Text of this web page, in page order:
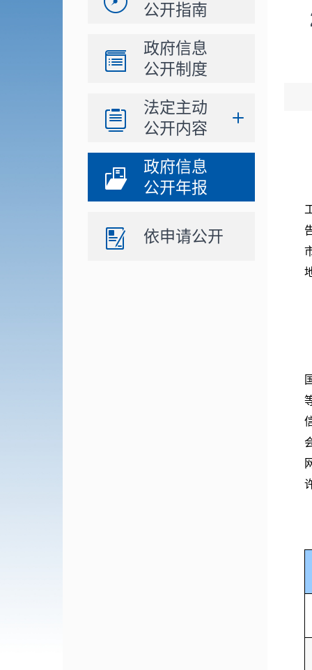
公开指南
政府信息
公开制度
法定主动
公开内容
政府信息
公开年报
依申请公开